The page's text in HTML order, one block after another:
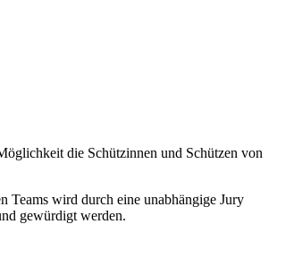
die Schützinnen und Schützen von
Teams wird durch eine unabhängige Jury
gewürdigt werden.